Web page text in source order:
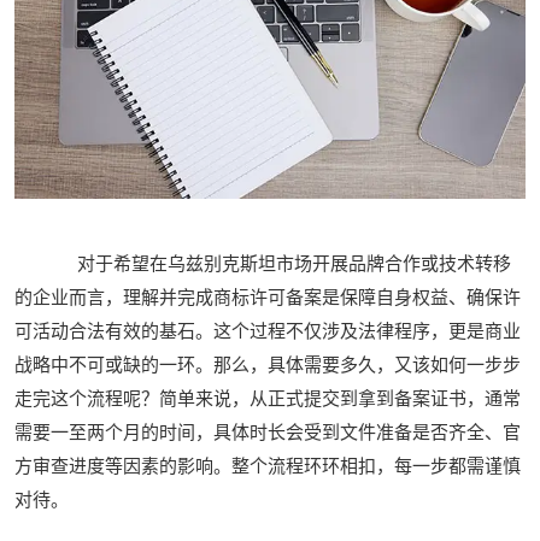
对于希望在乌兹别克斯坦市场开展品牌合作或技术转移
的企业而言，理解并完成商标许可备案是保障自身权益、确保许
可活动合法有效的基石。这个过程不仅涉及法律程序，更是商业
战略中不可或缺的一环。那么，具体需要多久，又该如何一步步
走完这个流程呢？简单来说，从正式提交到拿到备案证书，通常
需要一至两个月的时间，具体时长会受到文件准备是否齐全、官
方审查进度等因素的影响。整个流程环环相扣，每一步都需谨慎
对待。